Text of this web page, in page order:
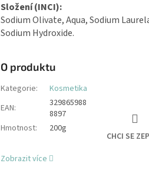
Složení (INCI):
Sodium Olivate, Aqua, Sodium
Sodium Hydroxide.
O produktu
Kategorie:
Kosmetika
EAN:
329865988
8897
Hmotnost: 200g
CHCI SE
Zobrazit více